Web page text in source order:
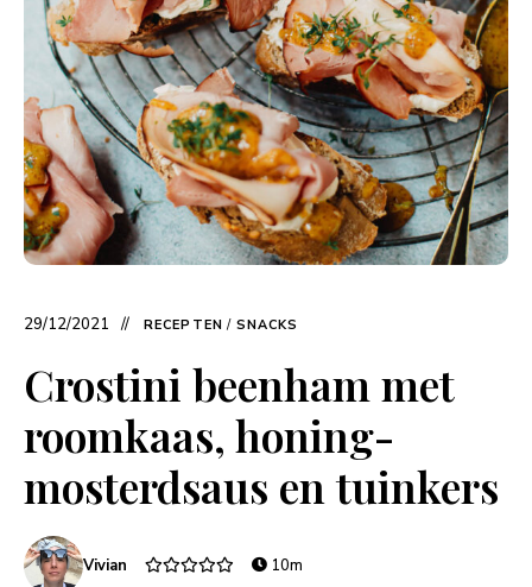
29/12/2021 RECEPTEN / SNACKS
Crostini beenham met
roomkaas, honing-
mosterdsaus en tuinkers
Vivian 10m